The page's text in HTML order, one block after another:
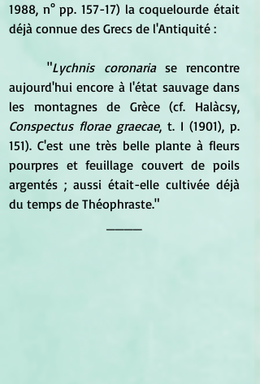
1988, n° pp. 157-17) la coquelourde était
déjà connue des Grecs de l'Antiquité :
	"
Lychnis coronaria se rencontre
aujourd'hui encore à l'état sauvage dans
Conspectus florae graecae, t. I (1901), p.
151). C'est une très belle plante à fleurs
pourpres et feuillage couvert de poils
argentés ; aussi était-elle cultivée déjà
du temps de Théophraste."